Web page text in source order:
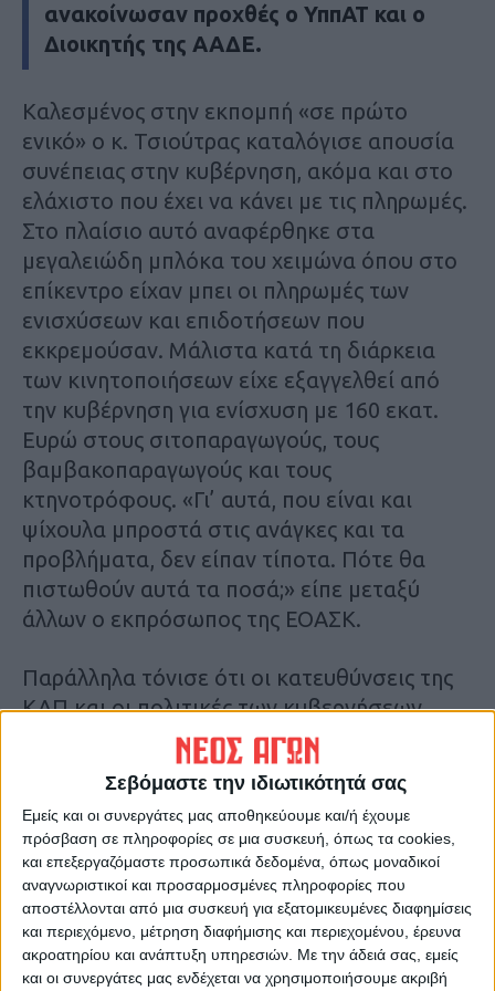
Σεβόμαστε την ιδιωτικότητά σας
Εμείς και οι συνεργάτες μας αποθηκεύουμε και/ή έχουμε
πρόσβαση σε πληροφορίες σε μια συσκευή, όπως τα cookies,
και επεξεργαζόμαστε προσωπικά δεδομένα, όπως μοναδικοί
αναγνωριστικοί και προσαρμοσμένες πληροφορίες που
αποστέλλονται από μια συσκευή για εξατομικευμένες διαφημίσεις
και περιεχόμενο, μέτρηση διαφήμισης και περιεχομένου, έρευνα
ακροατηρίου και ανάπτυξη υπηρεσιών. Με την άδειά σας, εμείς
και οι συνεργάτες μας ενδέχεται να χρησιμοποιήσουμε ακριβή
ανακοίνωσαν προχθές ο ΥππΑΤ και ο
Διοικητής της ΑΑΔΕ.
Καλεσμένος στην εκπομπή «σε πρώτο
ενικό» ο κ. Τσιούτρας καταλόγισε απουσία
συνέπειας στην κυβέρνηση, ακόμα και στο
ελάχιστο που έχει να κάνει με τις πληρωμές.
Στο πλαίσιο αυτό αναφέρθηκε στα
μεγαλειώδη μπλόκα του χειμώνα όπου στο
επίκεντρο είχαν μπει οι πληρωμές των
ενισχύσεων και επιδοτήσεων που
εκκρεμούσαν. Μάλιστα κατά τη διάρκεια
των κινητοποιήσεων είχε εξαγγελθεί από
την κυβέρνηση για ενίσχυση με 160 εκατ.
Ευρώ στους σιτοπαραγωγούς, τους
βαμβακοπαραγωγούς και τους
κτηνοτρόφους. «Γι’ αυτά, που είναι και
ψίχουλα μπροστά στις ανάγκες και τα
προβλήματα, δεν είπαν τίποτα. Πότε θα
πιστωθούν αυτά τα ποσά;» είπε μεταξύ
άλλων ο εκπρόσωπος της ΕΟΑΣΚ.
Παράλληλα τόνισε ότι οι κατευθύνσεις της
ΚΑΠ και οι πολιτικές των κυβερνήσεων
οδηγούν σε φτωχοποίηση τους αγρότες. Το
κόστος παραγωγής βρίσκεται στα ύψη και
εκτοξεύτηκε ακόμη περισσότερο από τον
πόλεμο των ΗΠΑ και του Ισραήλ στο Ιράν,
ενώ οι τιμές είναι εξευτελιστικές. Με τα
δεδομένα αυτά η χρονιά στη
βαμβακοκαλλιέργεια αρχίζει και φέτος με
αρνητικό οικονομικό πρόσημο στον κάμπο
της Καρδίτσας, ενώ την ίδια ώρα πολλοί